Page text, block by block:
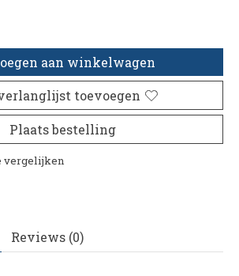
aan winkelwagen
toevoegen
Plaats bestelling
vergelijken
Reviews (0)